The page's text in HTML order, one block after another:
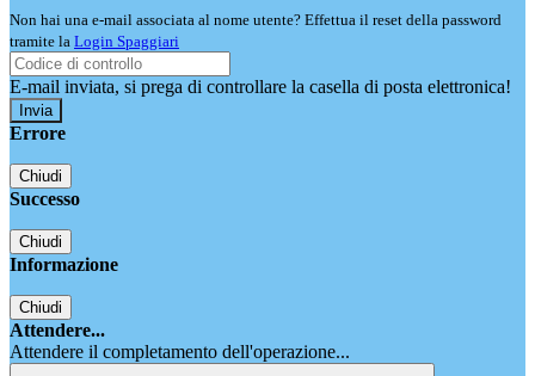
Non hai una e-mail associata al nome utente? Effettua il reset della password
tramite la Login Spaggiari
E-mail inviata, si prega di controllare la casella di posta elettronica!
Errore
Chiudi
Successo
Chiudi
Informazione
Chiudi
Attendere...
Attendere il completamento dell'operazione...